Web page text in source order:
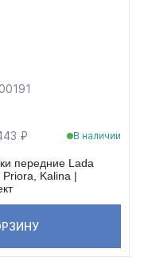
₽ В наличии
передние Lada
Kalina |